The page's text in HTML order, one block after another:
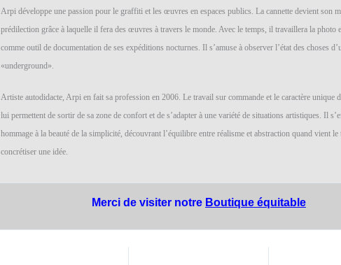
Arpi développe une passion pour le graffiti et les œuvres en espaces publics. La cannette devient son
prédilection grâce à laquelle il fera des œuvres à travers le monde. Avec le temps, il travaillera la photo
comme outil de documentation de ses expéditions nocturnes. Il s’amuse à observer l’état des choses
«underground».
Artiste autodidacte, Arpi en fait sa profession en 2006. Le travail sur commande et le caractère unique
lui permettent de sortir de sa zone de confort et de s’adapter à une variété de situations artistiques. Il
hommage à la beauté de la simplicité, découvrant l’équilibre entre réalisme et abstraction quand vient le
concrétiser une idée.
Merci de visiter notre Boutique équitable